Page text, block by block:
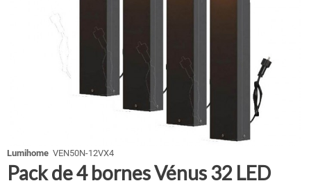
Lumihome VEN50N-12VX4
Pack de 4 bornes Vénus 32 LED